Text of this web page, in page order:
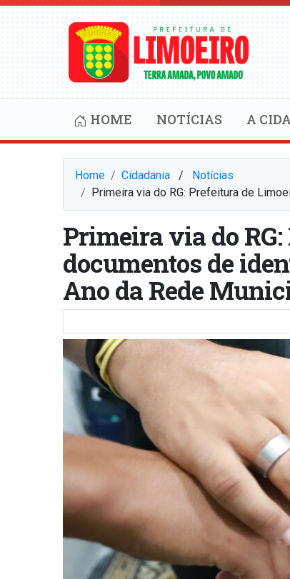
HOME NOTÍCIAS A
Home Cidadania⠀/⠀
Notícias
Primeira via do RG: Prefeitura de
Primeira via do
documentos de
Ano da Rede